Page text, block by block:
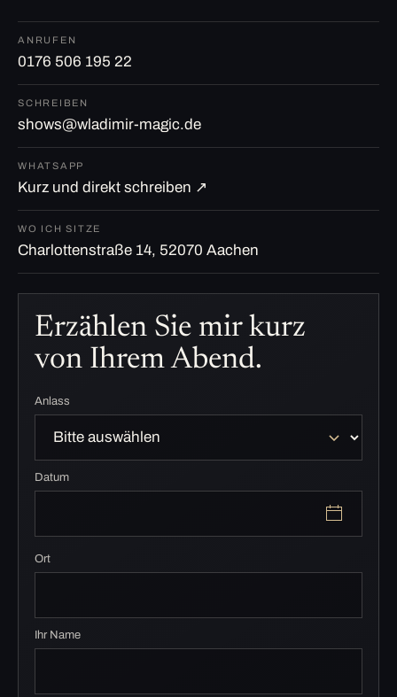
ANRUFEN
0176 506 195 22
SCHREIBEN
shows@wladimir-magic.de
WHATSAPP
Kurz und direkt schreiben ↗
WO ICH SITZE
Charlottenstraße 14, 52070 Aachen
Erzählen Sie mir kurz
von Ihrem Abend.
Anlass
Datum
Ort
Ihr Name